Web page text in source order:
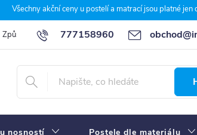
Všechny akční ceny u postelí a matrací jsou platné
777158960
Způsoby a ceny dopravy 7 důvodů, proč nakupit u
nosností Postele dle materiálu